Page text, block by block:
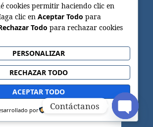
cookies permitir haciendo clic en
clic en Aceptar Todo para
Todo para rechazar cookies
PERSONALIZAR
RECHAZAR TODO
ACEPTAR TODO
por Contáctanos
OPEN